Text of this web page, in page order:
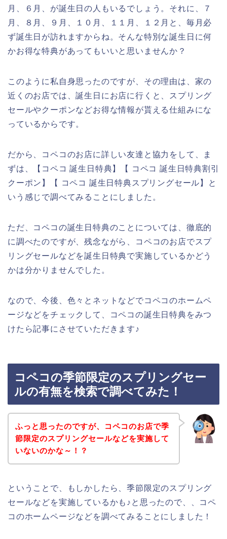
月、６月、が誕生日の人もいるでしょう。それに、７
月、８月、９月、１０月、１１月、１２月と、毎月必
ず誕生日が訪れますからね。そんな特別な誕生日に何
かお得な特典があってもいいと思いませんか？
このように私自身思ったのですが、その理由は、家の
近くのお店では、誕生日にお店に行くと、スプリング
セールやクーポンなどお得な情報が貰える仕組みにな
っているからです。
だから、コペコのお店に詳しい友達と協力をして、ま
ずは、【コペコ 誕生日特典】【 コペコ 誕生日特典割引
クーポン】【 コペコ 誕生日特典スプリングセール】と
いう感じで調べてみることにしました。
ただ、コペコの誕生日特典のことについては、徹底的
に調べたのですが、残念ながら、コペコのお店でスプ
リングセールなどを誕生日特典で実施しているかどう
かは分かりませんでした。
なので、今後、色々とネットなどでコペコのホームペ
ージなどをチェックして、コペコの誕生日特典をみつ
けたら記事にさせていただきます♪
コペコの季節限定のスプリングセー
ルの有無を検索で調べてみた！
ふっと思ったのですが、コペコのお店で季
節限定のスプリングセールなどを実施して
いないのかな～！？
ということで、もしかしたら、季節限定のスプリング
セールなどを実施しているかも♪と思ったので、、コペ
コのホームページなどを調べてみることにしました！